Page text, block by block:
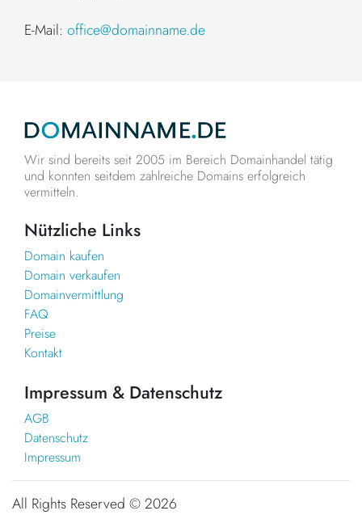
E-Mail: office@domainname.de
Wir sind bereits seit 2005 im Bereich Domainhandel tätig
und konnten seitdem zahlreiche Domains erfolgreich
vermitteln.
Nützliche Links
Domain kaufen
Domain verkaufen
Domainvermittlung
FAQ
Preise
Kontakt
Impressum & Datenschutz
AGB
Datenschutz
Impressum
All Rights Reserved ©2026